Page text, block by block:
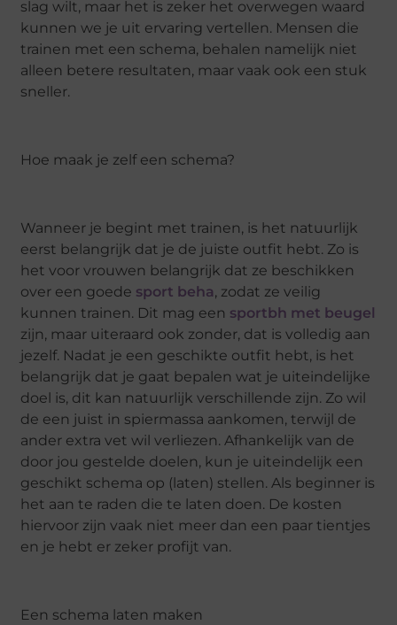
slag wilt, maar het is zeker het overwegen waard
kunnen we je uit ervaring vertellen. Mensen die
trainen met een schema, behalen namelijk niet
alleen betere resultaten, maar vaak ook een stuk
sneller.
Hoe maak je zelf een schema?
Wanneer je begint met trainen, is het natuurlijk
eerst belangrijk dat je de juiste outfit hebt. Zo is
het voor vrouwen belangrijk dat ze beschikken
over een goede sport beha, zodat ze veilig
kunnen trainen. Dit mag een sportbh met beugel
zijn, maar uiteraard ook zonder, dat is volledig aan
jezelf. Nadat je een geschikte outfit hebt, is het
belangrijk dat je gaat bepalen wat je uiteindelijke
doel is, dit kan natuurlijk verschillende zijn. Zo wil
de een juist in spiermassa aankomen, terwijl de
ander extra vet wil verliezen. Afhankelijk van de
door jou gestelde doelen, kun je uiteindelijk een
geschikt schema op (laten) stellen. Als beginner is
het aan te raden die te laten doen. De kosten
hiervoor zijn vaak niet meer dan een paar tientjes
en je hebt er zeker profijt van.
Een schema laten maken